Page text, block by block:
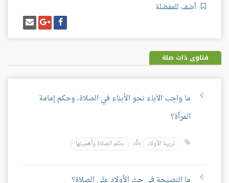
أضف للمفضلة
شارك
على
فيسبوك
شارك
على
غوغل
بلس
إرسل
إيميل
فتاوى ذات صلة
ما واجب الآباء نحو الأبناء في الصلاة، وحكم إمامة
المرأة؟
تربية الأولاد حكم الصلاة وأهميتها
ما النصيحة في حث الأولاد على الصلاة؟